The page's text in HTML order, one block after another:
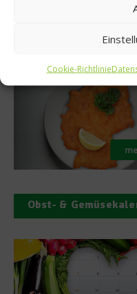
Cookie-Richtlinie
Was isst
Obst- &